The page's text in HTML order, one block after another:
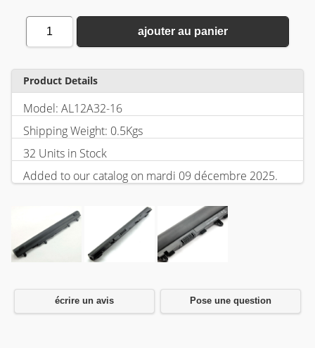
1 ajouter au panier
Product Details
Model: AL12A32-16
Shipping Weight: 0.5Kgs
32 Units in Stock
Added to our catalog on mardi 09 décembre 2025.
écrire un avis Pose une question